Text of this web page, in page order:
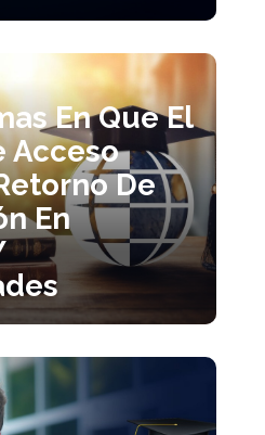
En Que El
Acceso
De
En